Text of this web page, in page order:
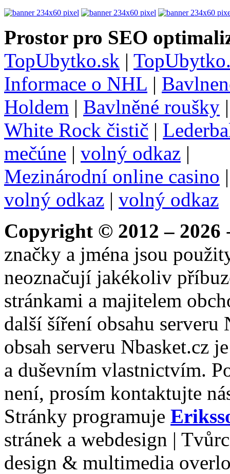
Prostor pro SEO
TopUbytko.sk |
Informace o NHL |
Holdem | Bavlněné roušky
White Rock čistič |
mečúne | volný odkaz |
Mezinárodní online casino
volný odkaz | volný odkaz
Copyright © 2012 – 2026
značky a jména jsou
neoznačují jakékoliv
stránkami a majitelem
další šíření obsahu serveru
obsah serveru Nbasket.cz
a duševním vlastnictvím.
není, prosím kontaktujte
Stránky programuje
stránek a webdesign |
design & multimedia